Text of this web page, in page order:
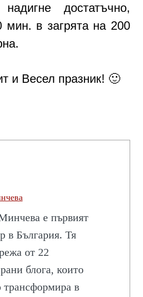
достатъчно,
мин. в загрята на 200
и Весел празник! 🙂
е първият
в България. Тя
от 22
блога, които
трансформира в